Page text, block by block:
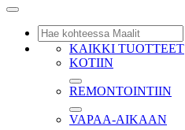
KAIKKI TUOTTEET
KOTIIN
REMONTOINTIIN
VAPAA-AIKAAN